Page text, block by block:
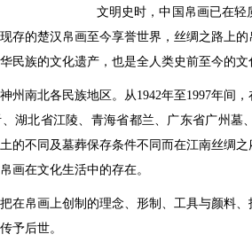
文明史时，中国帛画已在轻
存的楚汉帛画至今享誉世界，丝绸之路上
民族的文化遗产，也是全人类史前至今的文
州南北各民族地区。从1942年至1997年间
湖北省江陵、青海省都兰、广东省广州墓
的不同及墓葬保存条件不同而在江南丝绸
画在文化生活中的存在。
在帛画上创制的理念、形制、工具与颜料
予后世。